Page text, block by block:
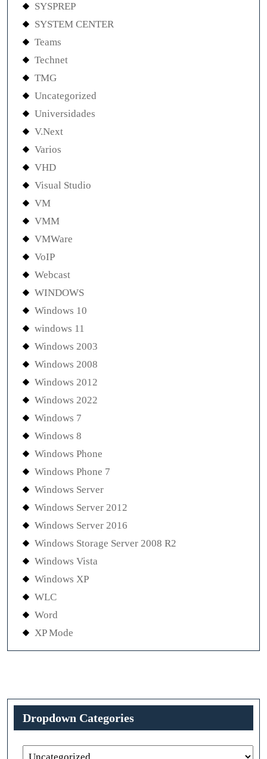
SYSPREP
SYSTEM CENTER
Teams
Technet
TMG
Uncategorized
Universidades
V.Next
Varios
VHD
Visual Studio
VM
VMM
VMWare
VoIP
Webcast
WINDOWS
Windows 10
windows 11
Windows 2003
Windows 2008
Windows 2012
Windows 2022
Windows 7
Windows 8
Windows Phone
Windows Phone 7
Windows Server
Windows Server 2012
Windows Server 2016
Windows Storage Server 2008 R2
Windows Vista
Windows XP
WLC
Word
XP Mode
Dropdown Categories